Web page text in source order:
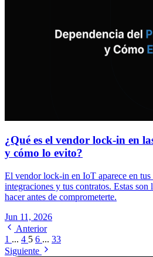
¿Qué es el vendor lock-in en
y cómo lo evito?
El vendor lock-in en IoT aparece en
integraciones y tus contratos. Estas son
hacer antes de comprometerte.
Jun 11, 2026
Anterior
1 ... 4 5 6 ... 33
Siguiente